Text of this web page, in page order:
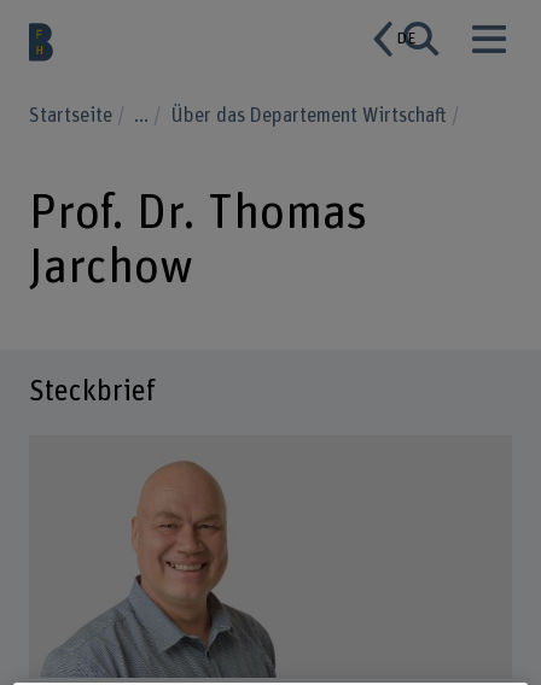
DE
Startseite ... Über das Departement Wirtschaft
Prof. Dr. Thomas
Jarchow
Steckbrief